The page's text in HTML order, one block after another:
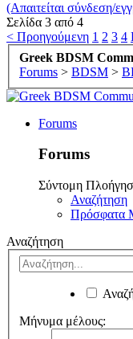
(Απαιτείται σύνδεση/
Σελίδα 3 από 4
< Προηγούμενη 1 2 3 4
Greek BDSM
Forums > BDSM >
Forums
Forums
Σύντομη
Αναζήτηση
Πρόσφατα
Αναζήτηση
Μήνυμα μέλους: